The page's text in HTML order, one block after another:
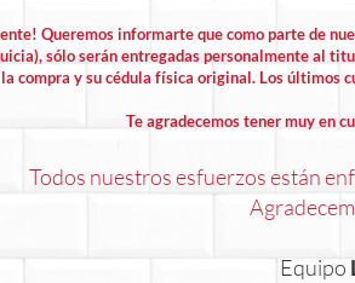
Queremos informarte que como parte de
sólo serán entregadas personalmente al
compra y su cédula física original. Los últimos
Te agradecemos tener muy en
Todos nuestros esfuerzos están
Equipo